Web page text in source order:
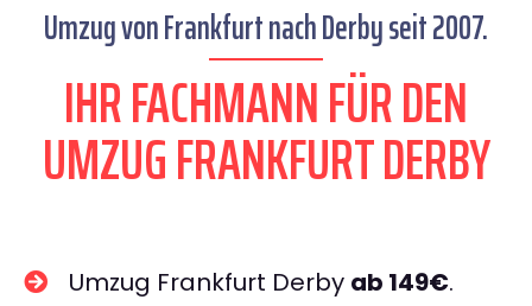
Umzug von Frankfurt nach Derby seit 2007.
IHR FACHMANN FÜR DEN
UMZUG FRANKFURT DERBY
Umzug Frankfurt Derby ab 149€.